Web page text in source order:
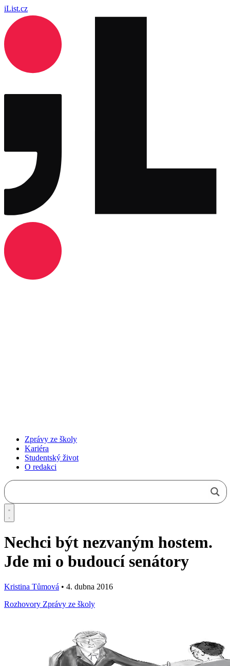
iList.cz
Zprávy ze školy
Kariéra
Studentský život
O redakci
Nechci být nezvaným hostem.
Jde mi o budoucí senátory
Kristina Tůmová • 4. dubna 2016
Rozhovory Zprávy ze školy